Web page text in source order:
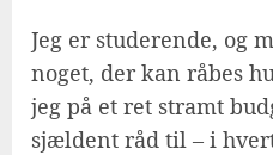
Jeg er studerende, og
noget, der kan råbes
jeg på et ret stramt
sjældent råd til – i